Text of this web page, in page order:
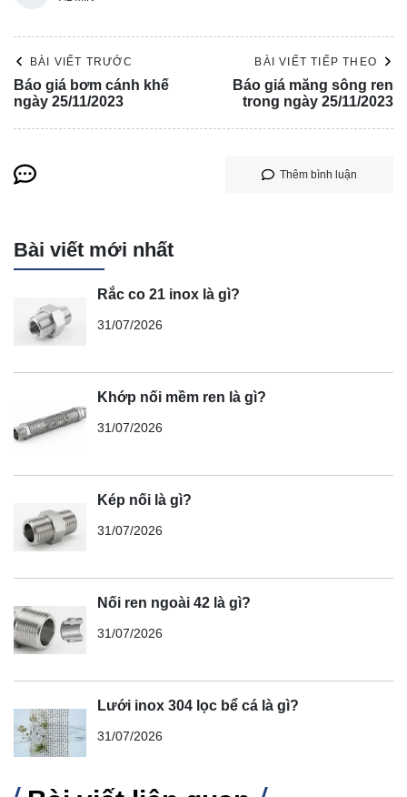
BÀI VIẾT TRƯỚC
Báo giá bơm cánh khế
ngày 25/11/2023
BÀI VIẾT TIẾP THEO
Báo giá măng sông ren
trong ngày 25/11/2023
Thêm bình luận
Bài viết mới nhất
Rắc co 21 inox là gì?
31/07/2026
Khớp nối mềm ren là gì?
31/07/2026
Kép nối là gì?
31/07/2026
Nối ren ngoài 42 là gì?
31/07/2026
Lưới inox 304 lọc bể cá là gì?
31/07/2026